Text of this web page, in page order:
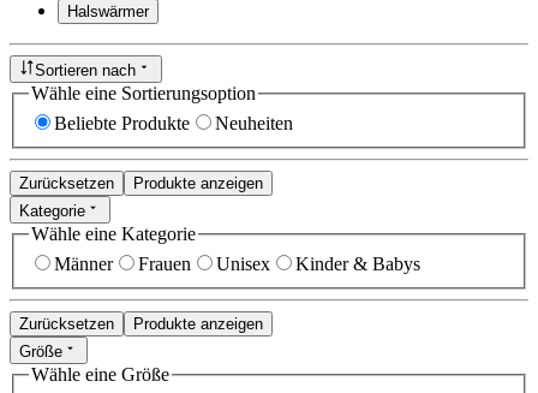
Halswärmer
Sortieren nach
Wähle eine Sortierungsoption
Beliebte Produkte
Neuheiten
Zurücksetzen
Produkte anzeigen
Kategorie
Wähle eine Kategorie
Männer
Frauen Unisex Kinder & Babys
Zurücksetzen
Produkte anzeigen
Größe
Wähle eine Größe